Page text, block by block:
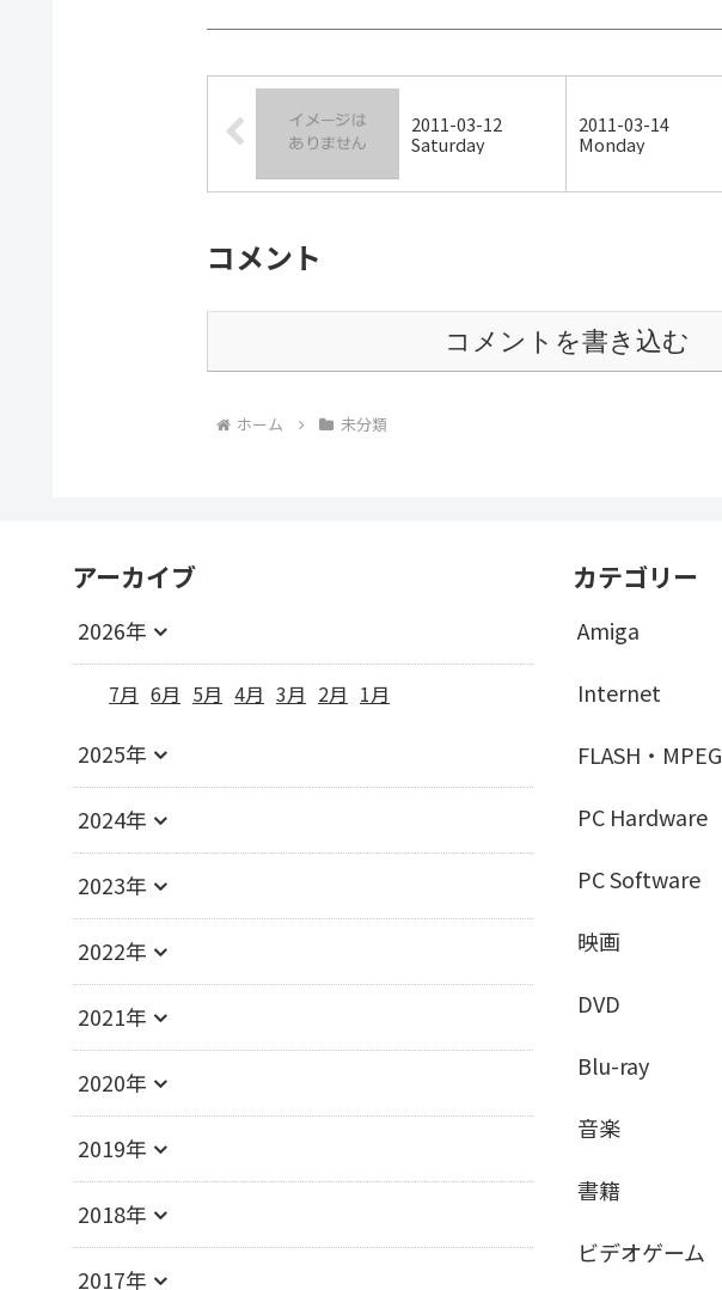
2011-03-12
Saturday
2011-03-14
Monday
コメント
コメントを書き込む
ホーム 未分類
アーカイブ
2026年
7月 6月 5月 4月 3月 2月 1月
2025年
2024年
2023年
2022年
2021年
2020年
2019年
2018年
2017年
カテゴリー
Amiga
Internet
FLASH・MPEG
PC Hardware
PC Software
映画
DVD
Blu-ray
音楽
書籍
ビデオゲーム